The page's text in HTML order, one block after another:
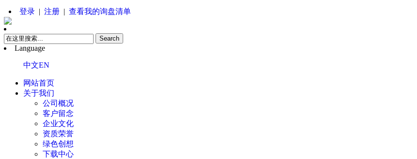
登录 | 注册 | 查看我的询盘清单
Language
中文EN
网站首页
关于我们
公司概况
客户留念
企业文化
资质荣誉
绿色创想
下载中心